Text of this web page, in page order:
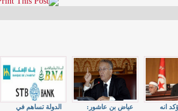
الدولة تساهم في
عياض بن عاشور:
انه